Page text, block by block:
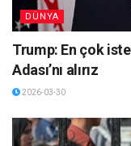
DÜNYA
Trump: En çok
Adası’nı alırız
2026-03-30